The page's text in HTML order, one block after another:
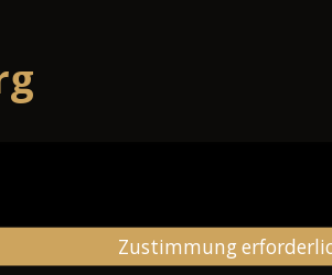
Zustimmung